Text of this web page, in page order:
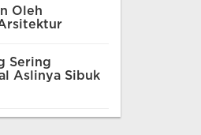
Oleh
Sering
Aslinya Sibuk